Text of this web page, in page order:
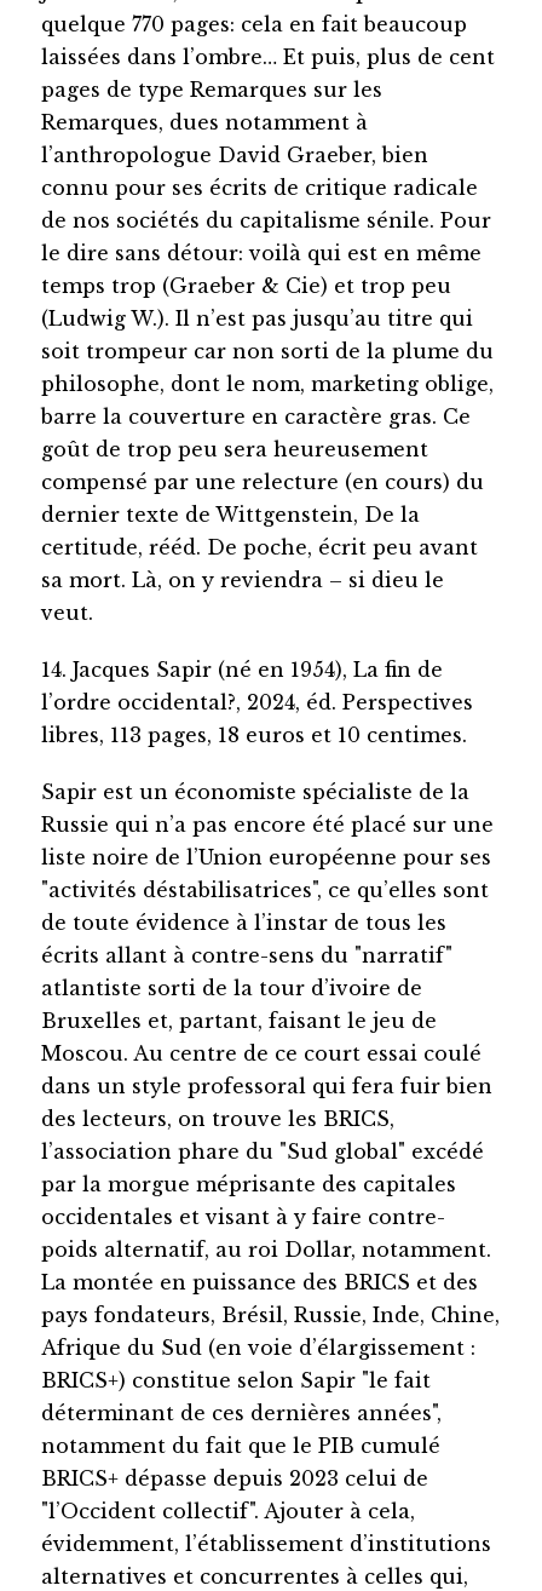
quelque 770 pages: cela en fait beaucoup
laissées dans l’ombre… Et puis, plus de cent
pages de type Remarques sur les
Remarques, dues notamment à
l’anthropologue David Graeber, bien
connu pour ses écrits de critique radicale
de nos sociétés du capitalisme sénile. Pour
le dire sans détour: voilà qui est en même
temps trop (Graeber & Cie) et trop peu
(Ludwig W.). Il n’est pas jusqu’au titre qui
soit trompeur car non sorti de la plume du
philosophe, dont le nom, marketing oblige,
barre la couverture en caractère gras. Ce
goût de trop peu sera heureusement
compensé par une relecture (en cours) du
dernier texte de Wittgenstein, De la
certitude, rééd. De poche, écrit peu avant
sa mort. Là, on y reviendra – si dieu le
veut.
14. Jacques Sapir (né en 1954), La fin de
l’ordre occidental?, 2024, éd. Perspectives
libres, 113 pages, 18 euros et 10 centimes.
Sapir est un économiste spécialiste de la
Russie qui n’a pas encore été placé sur une
liste noire de l’Union européenne pour ses
"activités déstabilisatrices", ce qu’elles sont
de toute évidence à l’instar de tous les
écrits allant à contre-sens du "narratif"
atlantiste sorti de la tour d’ivoire de
Bruxelles et, partant, faisant le jeu de
Moscou. Au centre de ce court essai coulé
dans un style professoral qui fera fuir bien
des lecteurs, on trouve les BRICS,
l’association phare du "Sud global" excédé
par la morgue méprisante des capitales
occidentales et visant à y faire contre-
poids alternatif, au roi Dollar, notamment.
La montée en puissance des BRICS et des
pays fondateurs, Brésil, Russie, Inde, Chine,
Afrique du Sud (en voie d’élargissement :
BRICS+) constitue selon Sapir "le fait
déterminant de ces dernières années",
notamment du fait que le PIB cumulé
BRICS+ dépasse depuis 2023 celui de
"l’Occident collectif". Ajouter à cela,
évidemment, l’établissement d’institutions
alternatives et concurrentes à celles qui,